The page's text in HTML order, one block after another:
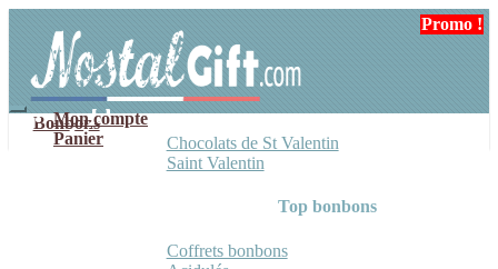
navigation
contenu
Mon compte
Panier
Bonbons
Chocolats de St Valentin
Saint Valentin
Top bonbons
Coffrets bonbons
Promo !